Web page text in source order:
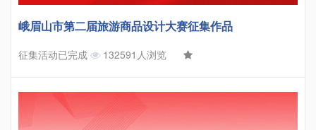
峨眉山市第二届旅游商品设计大赛征集作品
征集活动已完成 132591人浏览